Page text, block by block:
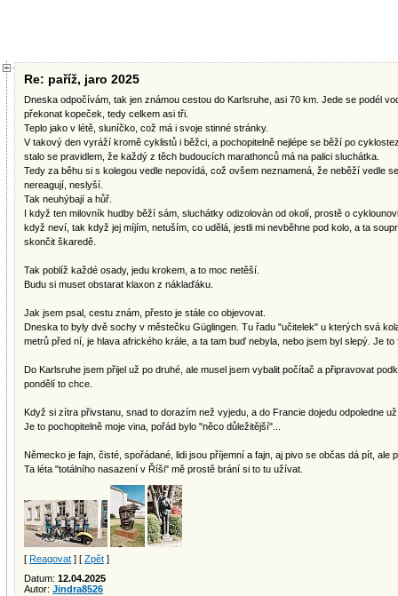
Re: paříž, jaro 2025
Dneska odpočívám, tak jen známou cestou do Karlsruhe, asi 70 km. Jede se podél
překonat kopeček, tedy celkem asi tři.
Teplo jako v létě, sluníčko, což má i svoje stinné stránky.
V takový den vyráží kromě cyklistů i běžci, a pochopitelně nejlépe se běží po
stalo se pravidlem, že každý z těch budoucích marathonců má na palici sluchátka.
Tedy za běhu si s kolegou vedle nepovídá, což ovšem neznamená, že neběží vedle
nereagují, neslyší.
Tak neuhýbají a hůř.
I když ten milovník hudby běží sám, sluchátky odizolovàn od okolí, prostě o
když neví, tak když jej míjím, netuším, co udělá, jestli mi nevběhne pod kolo, a ta
skončit škaredě.
Tak poblíž každé osady, jedu krokem, a to moc netěší.
Budu si muset obstarat klaxon z náklaďáku.
Jak jsem psal, cestu znám, přesto je stále co objevovat.
Dneska to byly dvě sochy v městečku Güglingen. Tu řadu "učitelek" u kterých svá
metrů před ní, je hlava afrického krále, a ta tam buď nebyla, nebo jsem byl slepý. Je
Do Karlsruhe jsem přijel už po druhé, ale musel jsem vybalit počítač a připravovat
pondělí to chce.
Když si zítra přivstanu, snad to dorazím než vyjedu, a do Francie dojedu odpoledne
Je to pochopitelně moje vina, pořád bylo "něco důležitější"...
Německo je fajn, čisté, spořádané, lidi jsou příjemní a fajn, aj pivo se občas dá pít, ale
Ta léta "totálního nasazení v Říši" mě prostě brání si to tu užívat.
[ Reagovat ] [ Zpět ]
Datum: 12.04.2025
Autor: Jindra8526